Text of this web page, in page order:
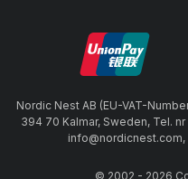
Nordic Nest AB (EU-VAT-
394 70 Kalmar, Sweden, Tel.
info@nordicnest.com,
© 2002 - 2026